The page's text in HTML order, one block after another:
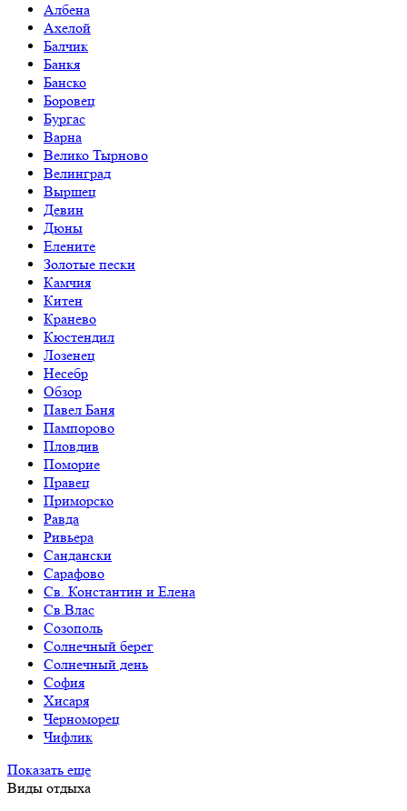
Албена
Ахелой
Балчик
Банкя
Банско
Боровец
Бургас
Варна
Велико Тырново
Велинград
Выршец
Девин
Дюны
Елените
Золотые пески
Камчия
Китен
Кранево
Кюстендил
Лозенец
Несебр
Обзор
Павел Баня
Пампорово
Пловдив
Поморие
Правец
Приморско
Равда
Ривьера
Сандански
Сарафово
Св. Константин и Елена
Св.Влас
Созополь
Солнечный берег
Солнечный день
София
Хисаря
Черноморец
Чифлик
Показать еще
Виды отдыха